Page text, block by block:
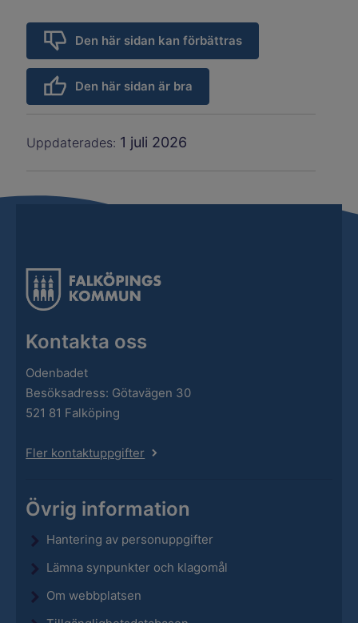
Den här sidan kan förbättras
Den här sidan är bra
Uppdaterades: 1 juli 2026
Kontakta oss
Odenbadet
Besöksadress: Götavägen 30
521 81 Falköping
Fler kontaktuppgifter
Övrig information
Hantering av personuppgifter
Lämna synpunkter och klagomål
Om webbplatsen